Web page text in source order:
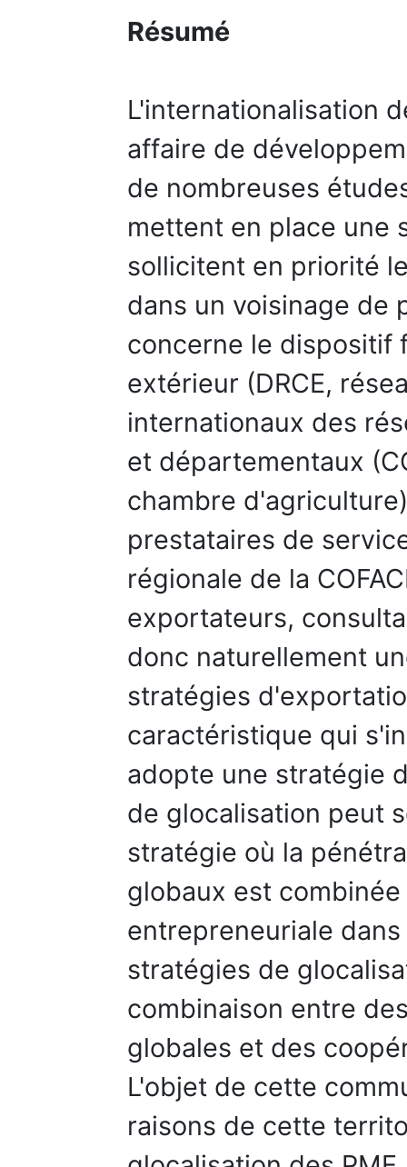
Résumé
L'internationalisation
affaire de
de nombreuses
mettent en place une
sollicitent en priorité
dans un voisinage de
concerne le dispositif
extérieur (DRCE,
internationaux des
et départementaux
chambre
prestataires de
régionale de la
exportateurs,
donc naturellement
stratégies
caractéristique qui
adopte une stratégie
de glocalisation peut
stratégie où la
globaux est
entrepreneuriale
stratégies de
combinaison entre
globales et des
L'objet de cette
raisons de cette